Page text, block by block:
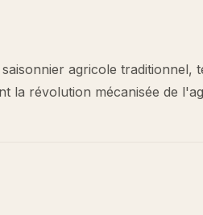
agricole traditionnel,
la révolution mécanisée de